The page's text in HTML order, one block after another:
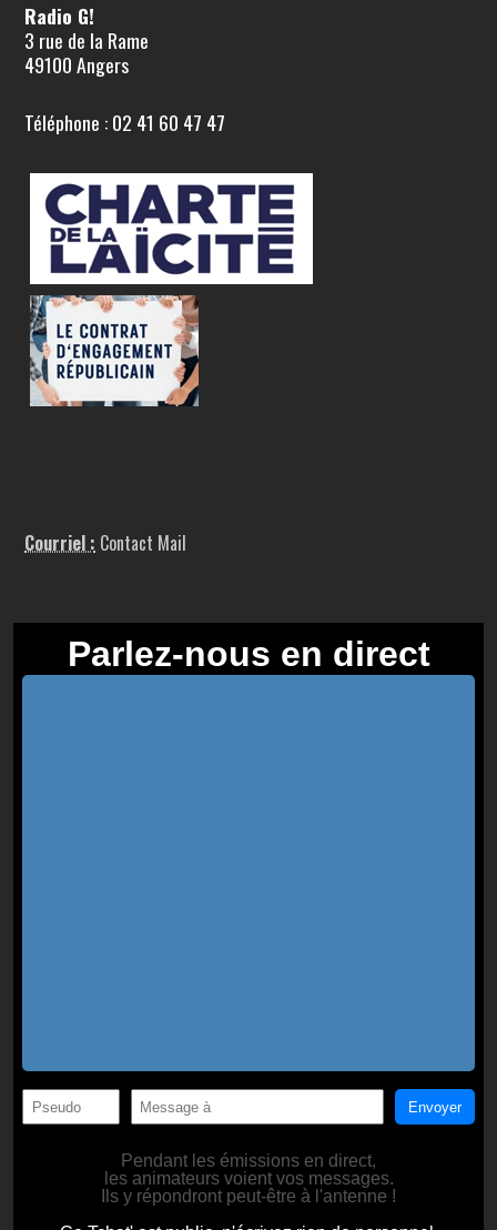
Radio G!
3 rue de la Rame
49100 Angers
Téléphone : 02 41 60 47 47
Courriel : Contact Mail